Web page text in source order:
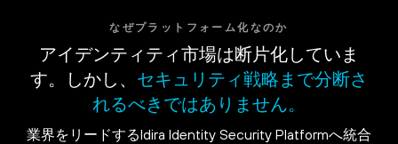
なぜプラットフォーム化なのか
アイデンティティ市場は断片化していま
す。しかし、 セキュリティ戦略まで分断さ
れるべきではありません。
業界をリードするIdira Identity Security Platformへ統合